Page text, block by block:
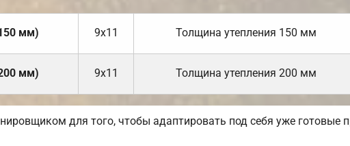
мм) 9х11 Толщина утепления 150 мм
мм) 9х11 Толщина утепления 200 мм
для того, чтобы адаптировать под себя уже готовые